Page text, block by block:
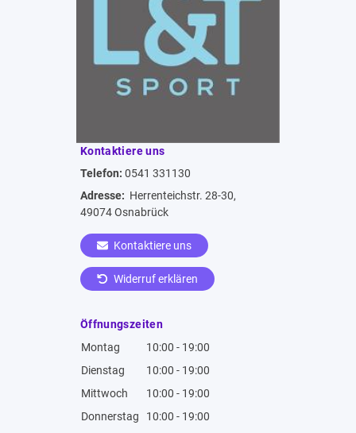
Kontaktiere uns
Telefon: 0541 331130
Adresse: Herrenteichstr. 28-30,
49074 Osnabrück
Kontaktiere uns
Widerruf erklären
Öffnungszeiten
Montag
10:00 - 19:00
Dienstag
10:00 - 19:00
Mittwoch
10:00 - 19:00
Donnerstag
10:00 - 19:00